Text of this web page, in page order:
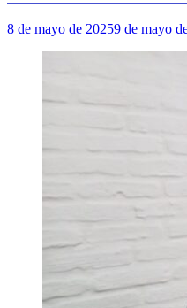
8 de mayo de 20259 de mayo